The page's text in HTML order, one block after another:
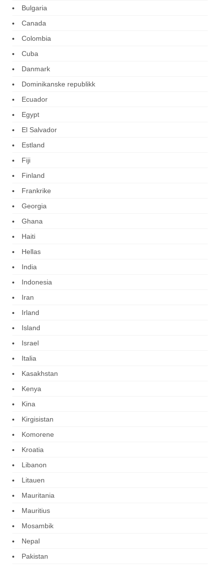
Bulgaria
Canada
Colombia
Cuba
Danmark
Dominikanske republikk
Ecuador
Egypt
El Salvador
Estland
Fiji
Finland
Frankrike
Georgia
Ghana
Haiti
Hellas
India
Indonesia
Iran
Irland
Island
Israel
Italia
Kasakhstan
Kenya
Kina
Kirgisistan
Komorene
Kroatia
Libanon
Litauen
Mauritania
Mauritius
Mosambik
Nepal
Pakistan